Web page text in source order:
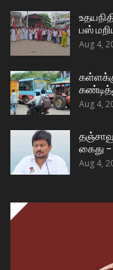
பஸ்
Aug 4,
Aug 4,
கைது
Aug 4,